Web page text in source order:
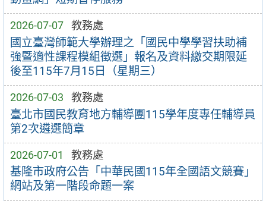
2026-07-07 教務處
國立臺灣師範大學辦理之「國民中學學習扶助補
強暨適性課程模組徵選」報名及資料繳交期限延
後至115年7月15日（星期三）
2026-07-03 教務處
臺北市國民教育地方輔導團115學年度專任輔導員
第2次遴選簡章
2026-07-01 教務處
基隆市政府公告「中華民國115年全國語文競賽」
網站及第一階段命題一案